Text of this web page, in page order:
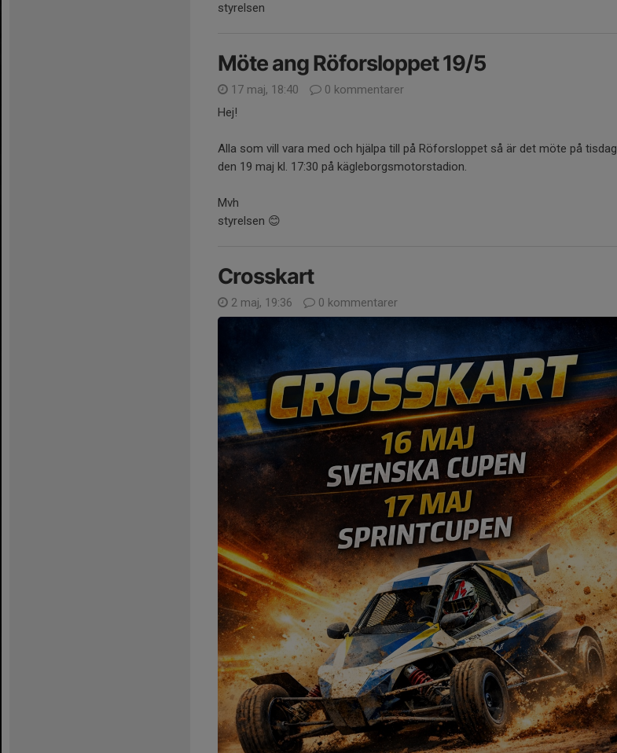
styrelsen
Möte ang Röforsloppet 19/5
17 maj, 18:40
0 kommentarer
Hej!
Alla som vill vara med och hjälpa till på Röforsloppet så är det möte på tisdag
den 19 maj kl. 17:30 på kägleborgsmotorstadion.
Mvh
styrelsen 😊
Crosskart
2 maj, 19:36 0 kommentarer